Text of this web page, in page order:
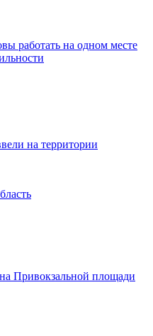
работать на одном месте
на территории
Привокзальной площади